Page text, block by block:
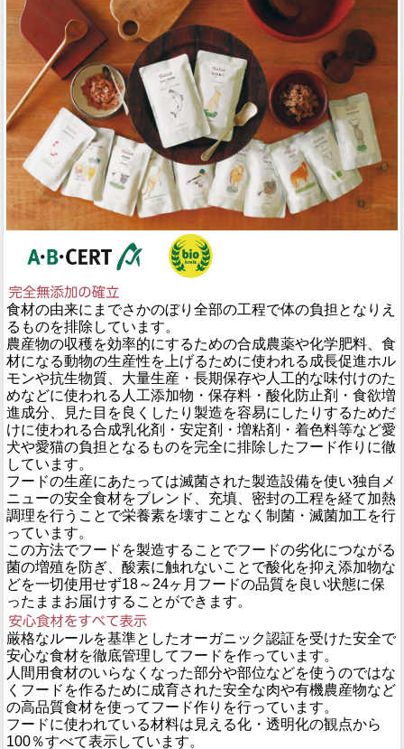
食材の由来にまでさかのぼり全部の工程で体の負担となりえ
るものを排除しています。
農産物の収穫を効率的にするための合成農薬や化学肥料、食
材になる動物の生産性を上げるために使われる成長促進ホル
モンや抗生物質、大量生産・長期保存や人工的な味付けのた
めなどに使われる人工添加物・保存料・酸化防止剤・食欲増
進成分、見た目を良くしたり製造を容易にしたりするためだ
けに使われる合成乳化剤・安定剤・増粘剤・着色料等など愛
犬や愛猫の負担となるものを完全に排除したフード作りに徹
しています。
フードの生産にあたっては滅菌された製造設備を使い独自メ
ニューの安全食材をブレンド、充填、密封の工程を経て加熱
調理を行うことで栄養素を壊すことなく制菌・滅菌加工を行
っています。
この方法でフードを製造することでフードの劣化につながる
菌の増殖を防ぎ、酸素に触れないことで酸化を抑え添加物な
どを一切使用せず18～24ヶ月フードの品質を良い状態に保
ったままお届けすることができます。
厳格なルールを基準としたオーガニック認証を受けた安全で
安心な食材を徹底管理してフードを作っています。
人間用食材のいらなくなった部分や部位などを使うのではな
くフードを作るために成育された安全な肉や有機農産物など
の高品質食材を使ってフード作りを行っています。
フードに使われている材料は見える化・透明化の観点から
100％すべて表示しています。